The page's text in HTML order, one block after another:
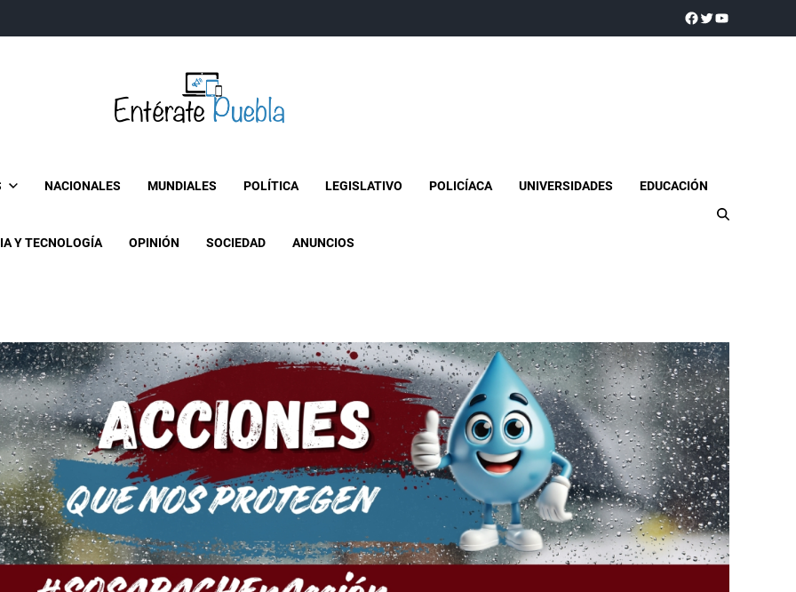
NACIONALES MUNDIALES POLÍTICA LEGISLATIVO POLICÍACA UNIVERSIDADES EDUCACIÓN
Y TECNOLOGÍA OPINIÓN SOCIEDAD ANUNCIOS